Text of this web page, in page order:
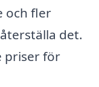
och fler
det.
priser för